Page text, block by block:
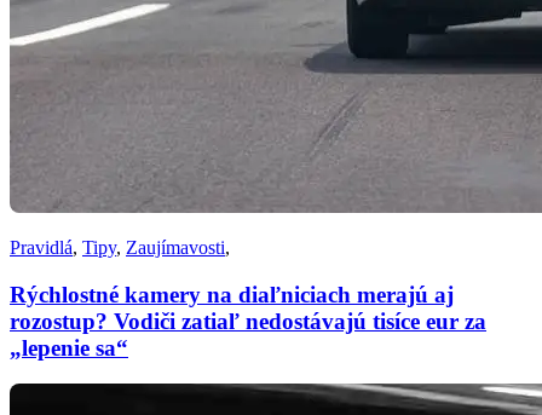
Pravidlá, Tipy, Zaujímavosti,
Rýchlostné kamery na diaľniciach merajú aj
rozostup? Vodiči zatiaľ nedostávajú tisíce eur za
„lepenie sa“